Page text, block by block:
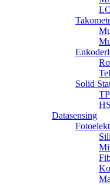
Solid
Datasensing